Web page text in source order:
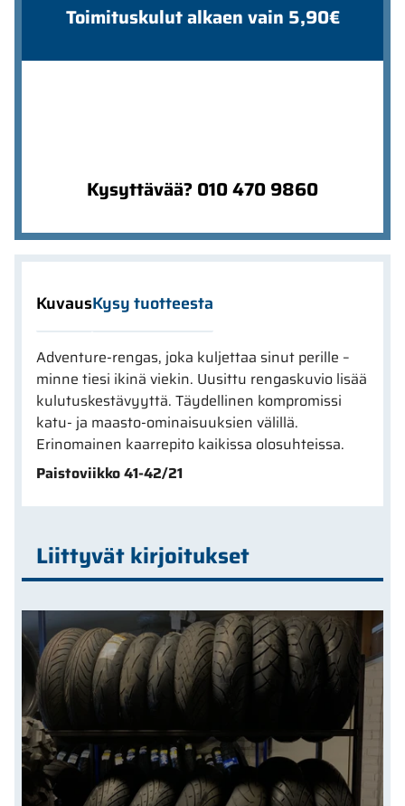
Toimituskulut alkaen vain 5,90€
Kysyttävää? 010 470 9860
KuvausKysy tuotteesta
Adventure-rengas, joka kuljettaa sinut perille –
minne tiesi ikinä viekin. Uusittu rengaskuvio lisää
kulutuskestävyyttä. Täydellinen kompromissi
katu- ja maasto-ominaisuuksien välillä.
Erinomainen kaarrepito kaikissa olosuhteissa.
Paistoviikko 41-42/21
Liittyvät kirjoitukset